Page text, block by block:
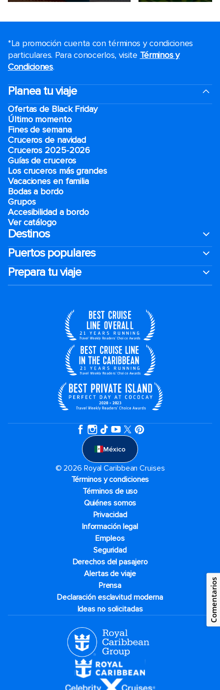
*La promoción cuenta con términos y condiciones
particulares. Para conocerlos, visite Términos y
Condiciones.
Planea tu viaje
Ofertas de Black Friday
Último momento
Fines de semana
Cruceros de navidad
Cruceros 2025-2026
Guías de cruceros
Los cruceros más grandes
Vacaciones en familia
Bodas a bordo
Grupos
Accesibilidad a bordo
Ver catálogo
Destinos
Puertos populares
Prepara tu viaje
México
© 2026 Royal Caribbean Cruises
Términos y condiciones
Términos de uso
Quiénes somos
Privacidad
Información legal
Empleos
Seguridad
Derechos del pasajero
Alertas de viaje
Prensa
Declaración esclavitud moderna
Ideas no solicitadas
Comentarios